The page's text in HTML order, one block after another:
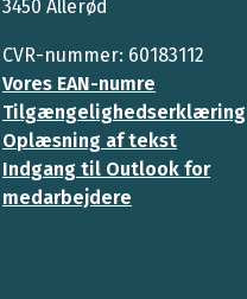
3450 Allerød
CVR-nummer: 60183112
Vores EAN-numre
Tilgængelighedserklæring
Oplæsning af tekst
Indgang til Outlook for
medarbejdere